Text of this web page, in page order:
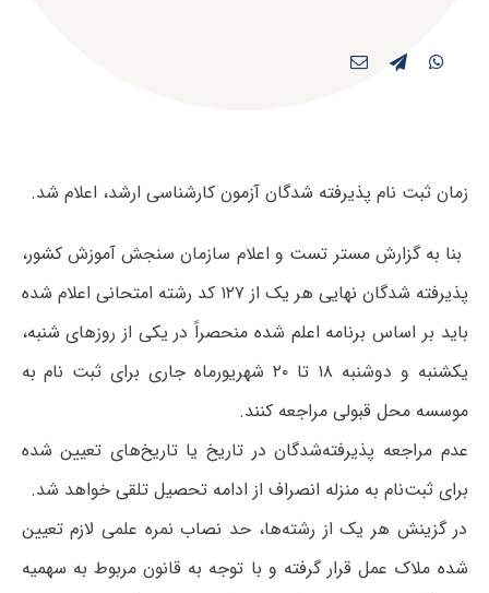
زمان ثبت نام پذیرفته شدگان آزمون کارشناسی ارشد، اعلام شد.
بنا به گزارش مستر تست و اعلام سازمان سنجش آموزش کشور،
پذیرفته‌ شدگان‌ نهایی‌ هر یک‌ از ۱۲۷ کد رشته‌ امتحانی‌ اعلام‌ شده
باید بر اساس برنامه اعلم شده منحصراً در یکی از روزهای شنبه،
یکشنبه و دوشنبه ۱۸ تا ۲۰ شهریورماه جاری برای ثبت نام به
موسسه محل قبولی مراجعه کنند.
عدم مراجعه پذیرفته‌شدگان در تاریخ‌ یا تاریخ‌های تعیین شده
برای ثبت‌نام به منزله انصراف از ادامه تحصیل تلقی خواهد شد.
در گزینش هر یک از رشته‌ها، حد نصاب نمره علمی لازم تعیین
شده ملاک عمل قرار گرفته و با توجه به قانون مربوط به سهمیه